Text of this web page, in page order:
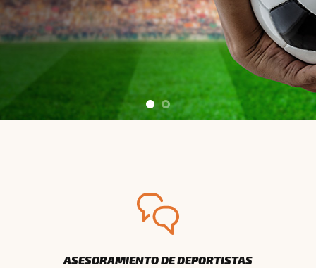
ASESORAMIENTO DE DEPORTISTAS